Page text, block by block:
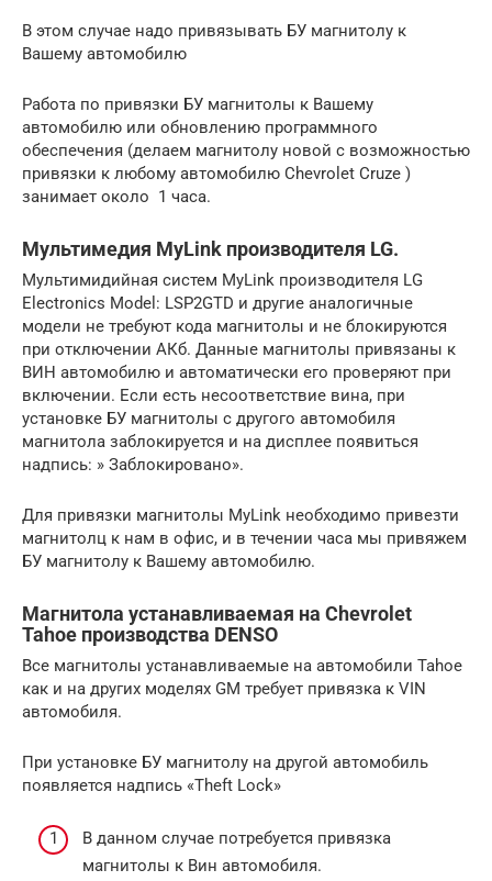
В этом случае надо привязывать БУ магнитолу к
Вашему автомобилю
Работа по привязки БУ магнитолы к Вашему
автомобилю или обновлению программного
обеспечения (делаем магнитолу новой с возможностью
привязки к любому автомобилю Chevrolet Cruze )
занимает около 1 часа.
Мультимедия MyLink производителя LG.
Мультимидийная систем MyLink производителя LG
Electronics Model: LSP2GTD и другие аналогичные
модели не требуют кода магнитолы и не блокируются
при отключении АКб. Данные магнитолы привязаны к
ВИН автомобилю и автоматически его проверяют при
включении. Если есть несоответствие вина, при
установке БУ магнитолы с другого автомобиля
магнитола заблокируется и на дисплее появиться
надпись: » Заблокировано».
Для привязки магнитолы MyLink необходимо привезти
магнитолц к нам в офис, и в течении часа мы привяжем
БУ магнитолу к Вашему автомобилю.
Магнитола устанавливаемая на Chevrolet
Tahoe производства DENSO
Все магнитолы устанавливаемые на автомобили Tahoe
как и на других моделях GM требует привязка к VIN
автомобиля.
При установке БУ магнитолу на другой автомобиль
появляется надпись «Theft Lock»
В данном случае потребуется привязка
магнитолы к Вин автомобиля.